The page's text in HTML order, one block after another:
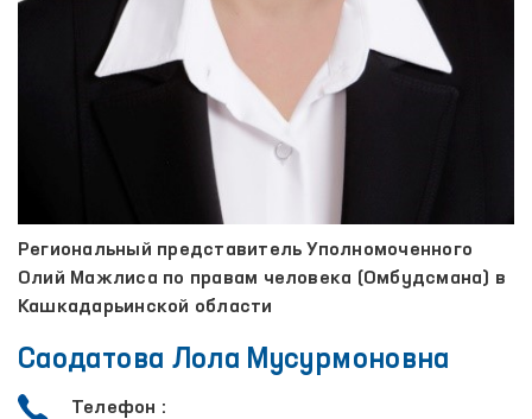
Региональный представитель Уполномоченного
Олий Мажлиса по правам человека (Омбудсмана) в
Кашкадарьинской области
Саодатова Лола Мусурмоновна
Телефон :